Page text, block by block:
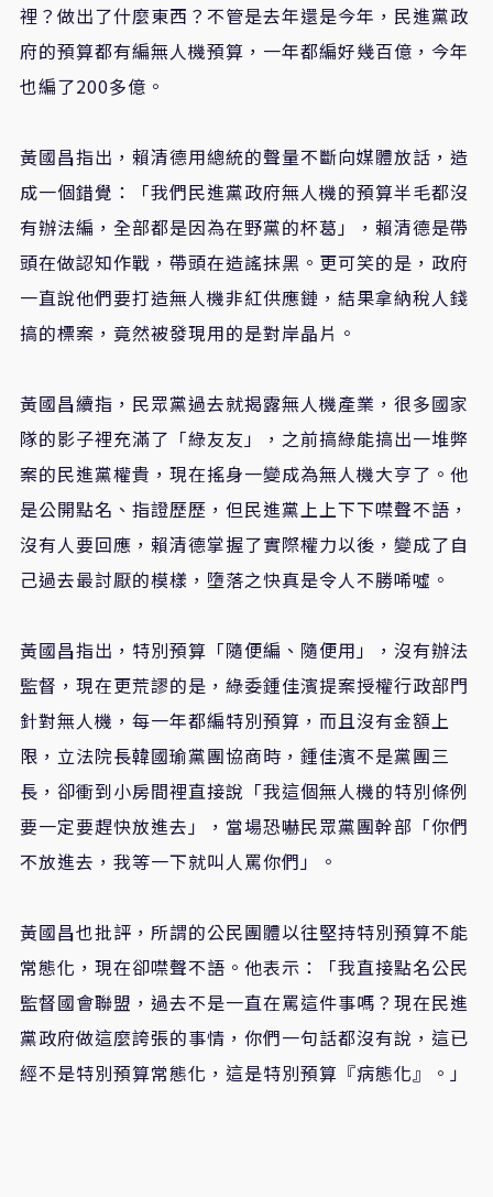
裡？做出了什麼東西？不管是去年還是今年，民進黨政
府的預算都有編無人機預算，一年都編好幾百億，今年
也編了200多億。
黃國昌指出，賴清德用總統的聲量不斷向媒體放話，造
成一個錯覺 ：「我們民進黨政府無人機的預算半毛都沒
有辦法編，全部都是因為在野黨的杯葛」
，賴清德是帶
頭在做認知作戰，帶頭在造謠抹黑 。 更可笑的是，政府
一直說他們要打造無人機非紅供應鏈，結果拿納稅人錢
搞的標案，竟然被發現用的是對岸晶片。
黃國昌續指，民眾黨過去就揭露無人機產業，很多國家
隊的影子裡充滿了「綠友友」，之前搞綠能搞出一堆弊
案的民進黨權貴，現在搖身一變成為無人機大亨了。他
是公開點名 、 指證歷歷，但民進黨上上下下噤聲不語，
沒有人要回應，賴清德掌握了實際權力以後，變成了自
己過去最討厭的模樣，墮落之快真是令人不勝唏噓。
黃國昌指出，特別預算「隨便編、隨便用」，沒有辦法
監督，現在更荒謬的是，綠委鍾佳濱提案授權行政部門
針對無人機，每一年都編特別預算，而且沒有金額上
限，立法院長韓國瑜黨團協商時，鍾佳濱不是黨團三
長，卻衝到小房間裡直接說「我這個無人機的特別條例
要一定要趕快放進去」，當場恐嚇民眾黨團幹部「你們
不放進去 ， 我等一下就叫人罵你們」。
黃國昌也批評，所謂的公民團體以往堅持特別預算不能
常態化，現在卻噤聲不語。他表示：「我直接點名公民
監督國會聯盟，過去不是一直在罵這件事嗎？現在民進
黨政府做這麼誇張的事情，你們一句話都沒有說，這已
經不是特別預算常態化，這是特別預算『病態化』。」